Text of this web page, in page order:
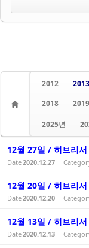
2012 2013
2018
2019
2025년
12월 27일 / 히브리
Date2020.12.27
12월 20일 / 히브리
Date2020.12.20
12월 13일 / 히브리
Date2020.12.13